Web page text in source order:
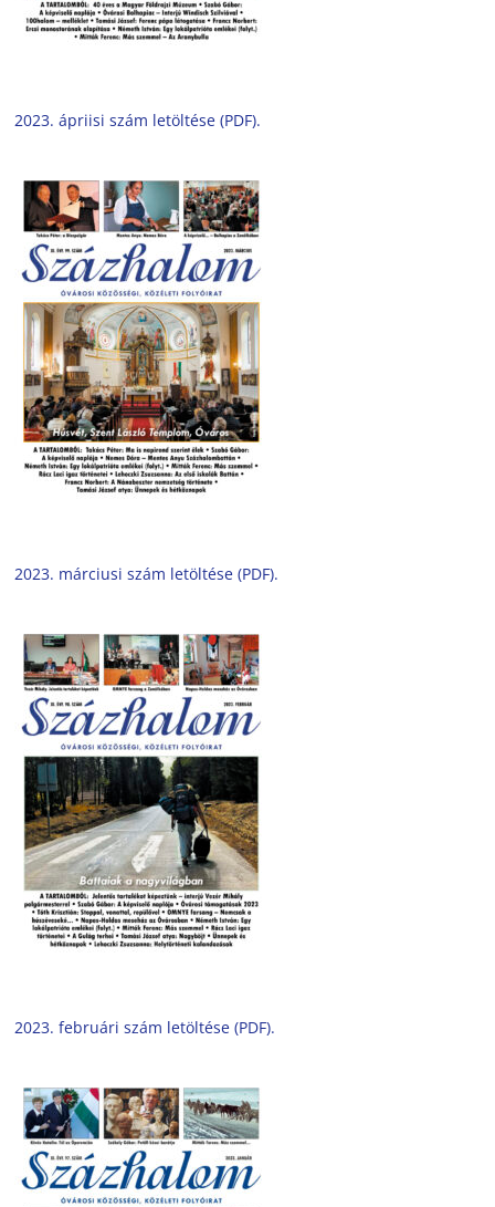
2023. ápriisi szám letöltése (PDF).
2023. márciusi szám letöltése (PDF).
2023. februári szám letöltése (PDF).